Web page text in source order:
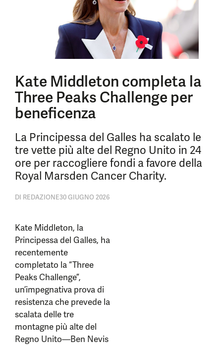
Kate Middleton completa la
Three Peaks Challenge per
beneficenza
La Principessa del Galles ha scalato le
tre vette più alte del Regno Unito in 24
ore per raccogliere fondi a favore della
Royal Marsden Cancer Charity.
DI REDAZIONE30 GIUGNO 2026
Kate Middleton, la
Principessa del Galles, ha
recentemente
completato la “Three
Peaks Challenge”,
un’impegnativa prova di
resistenza che prevede la
scalata delle tre
montagne più alte del
Regno Unito—Ben Nevis